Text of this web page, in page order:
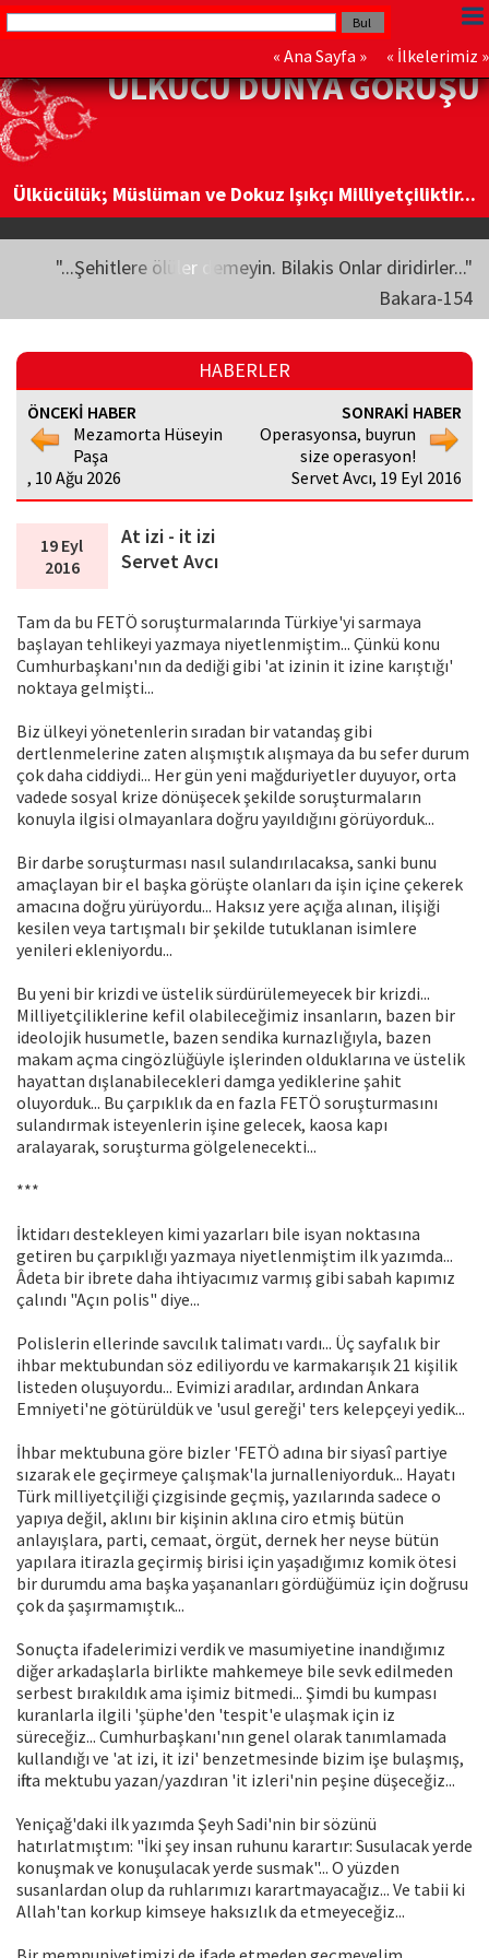
« Ana Sayfa » « İlkelerimiz »
ÜLKÜCÜ DÜNYA GÖRÜŞÜ
Ülkücülük; Müslüman ve Dokuz Işıkçı Milliyetçiliktir...
"...Şehitlere ölüler demeyin. Bilakis Onlar diridirler..."
Bakara-154
HABERLER
ÖNCEKİ HABER
Mezamorta Hüseyin
Paşa
, 10 Ağu 2026
SONRAKİ HABER
Operasyonsa, buyrun
size operasyon!
Servet Avcı, 19 Eyl 2016
19 Eyl
2016
At izi - it izi
Servet Avcı
Tam da bu FETÖ soruşturmalarında Türkiye'yi sarmaya
başlayan tehlikeyi yazmaya niyetlenmiştim... Çünkü konu
Cumhurbaşkanı'nın da dediği gibi 'at izinin it izine karıştığı'
noktaya gelmişti...
Biz ülkeyi yönetenlerin sıradan bir vatandaş gibi
dertlenmelerine zaten alışmıştık alışmaya da bu sefer durum
çok daha ciddiydi... Her gün yeni mağduriyetler duyuyor, orta
vadede sosyal krize dönüşecek şekilde soruşturmaların
konuyla ilgisi olmayanlara doğru yayıldığını görüyorduk...
Bir darbe soruşturması nasıl sulandırılacaksa, sanki bunu
amaçlayan bir el başka görüşte olanları da işin içine çekerek
amacına doğru yürüyordu... Haksız yere açığa alınan, ilişiği
kesilen veya tartışmalı bir şekilde tutuklanan isimlere
yenileri ekleniyordu...
Bu yeni bir krizdi ve üstelik sürdürülemeyecek bir krizdi...
Milliyetçiliklerine kefil olabileceğimiz insanların, bazen bir
ideolojik husumetle, bazen sendika kurnazlığıyla, bazen
makam açma cingözlüğüyle işlerinden olduklarına ve üstelik
hayattan dışlanabilecekleri damga yediklerine şahit
oluyorduk... Bu çarpıklık da en fazla FETÖ soruşturmasını
sulandırmak isteyenlerin işine gelecek, kaosa kapı
aralayarak, soruşturma gölgelenecekti...
***
İktidarı destekleyen kimi yazarları bile isyan noktasına
getiren bu çarpıklığı yazmaya niyetlenmiştim ilk yazımda...
Âdeta bir ibrete daha ihtiyacımız varmış gibi sabah kapımız
çalındı "Açın polis" diye...
Polislerin ellerinde savcılık talimatı vardı... Üç sayfalık bir
ihbar mektubundan söz ediliyordu ve karmakarışık 21 kişilik
listeden oluşuyordu... Evimizi aradılar, ardından Ankara
Emniyeti'ne götürüldük ve 'usul gereği' ters kelepçeyi yedik...
İhbar mektubuna göre bizler 'FETÖ adına bir siyasî partiye
sızarak ele geçirmeye çalışmak'la jurnalleniyorduk... Hayatı
Türk milliyetçiliği çizgisinde geçmiş, yazılarında sadece o
yapıya değil, aklını bir kişinin aklına ciro etmiş bütün
anlayışlara, parti, cemaat, örgüt, dernek her neyse bütün
yapılara itirazla geçirmiş birisi için yaşadığımız komik ötesi
bir durumdu ama başka yaşananları gördüğümüz için doğrusu
çok da şaşırmamıştık...
Sonuçta ifadelerimizi verdik ve masumiyetine inandığımız
diğer arkadaşlarla birlikte mahkemeye bile sevk edilmeden
serbest bırakıldık ama işimiz bitmedi... Şimdi bu kumpası
kuranlarla ilgili 'şüphe'den 'tespit'e ulaşmak için iz
süreceğiz... Cumhurbaşkanı'nın genel olarak tanımlamada
kullandığı ve 'at izi, it izi' benzetmesinde bizim işe bulaşmış,
iftira mektubu yazan/yazdıran 'it izleri'nin peşine düşeceğiz...
Yeniçağ'daki ilk yazımda Şeyh Sadi'nin bir sözünü
hatırlatmıştım: "İki şey insan ruhunu karartır: Susulacak yerde
konuşmak ve konuşulacak yerde susmak"... O yüzden
susanlardan olup da ruhlarımızı karartmayacağız... Ve tabii ki
Allah'tan korkup kimseye haksızlık da etmeyeceğiz...